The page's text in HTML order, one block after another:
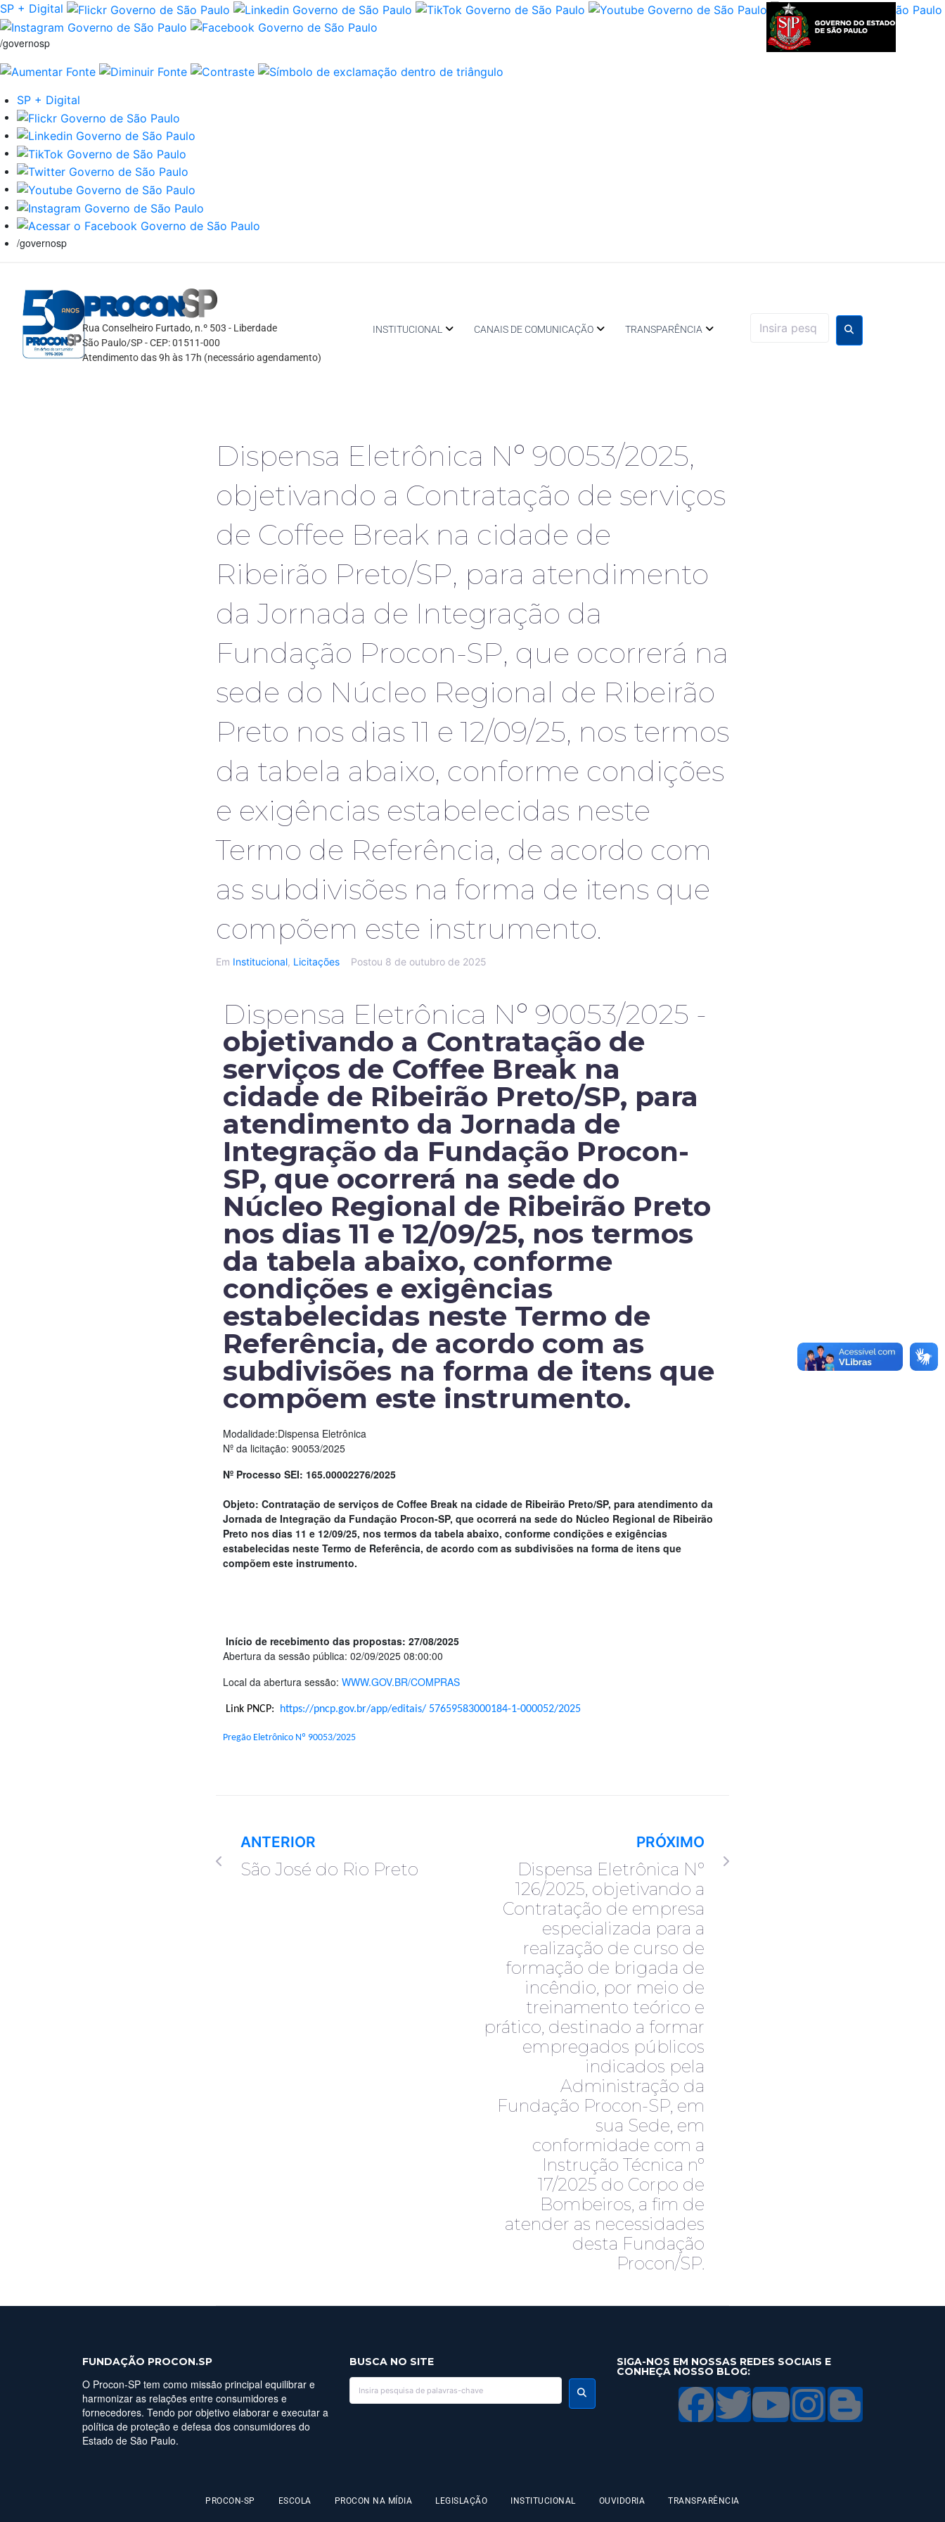
SP + Digital
/governosp
SP + Digital
/governosp
Rua Conselheiro Furtado, n.º 503 - Liberdade
São Paulo/SP - CEP: 01511-000
Atendimento das 9h às 17h (necessário agendamento)
INSTITUCIONAL CANAIS DE COMUNICAÇÃO TRANSPARÊNCIA
Dispensa Eletrônica Nº 90053/2025,
objetivando a Contratação de serviços
de Coffee Break na cidade de
Ribeirão Preto/SP, para atendimento
da Jornada de Integração da
Fundação Procon-SP, que ocorrerá na
sede do Núcleo Regional de Ribeirão
Preto nos dias 11 e 12/09/25, nos termos
da tabela abaixo, conforme condições
e exigências estabelecidas neste
Termo de Referência, de acordo com
as subdivisões na forma de itens que
compõem este instrumento.
Em Institucional, Licitações Postou 8 de outubro de 2025
Dispensa Eletrônica Nº 90053/2025 -
objetivando a Contratação de
serviços de Coffee Break na
cidade de Ribeirão Preto/SP, para
atendimento da Jornada de
Integração da Fundação Procon-
SP, que ocorrerá na sede do
Núcleo Regional de Ribeirão Preto
nos dias 11 e 12/09/25, nos termos
da tabela abaixo, conforme
condições e exigências
estabelecidas neste Termo de
Referência, de acordo com as
subdivisões na forma de itens que
compõem este instrumento.
Modalidade:Dispensa Eletrônica
Nº da licitação: 90053/2025
Nº Processo SEI: 165.00002276/2025
Objeto: Contratação de serviços de Coffee Break na cidade de Ribeirão Preto/SP, para atendimento da
Jornada de Integração da Fundação Procon-SP, que ocorrerá na sede do Núcleo Regional de Ribeirão
Preto nos dias 11 e 12/09/25, nos termos da tabela abaixo, conforme condições e exigências
estabelecidas neste Termo de Referência, de acordo com as subdivisões na forma de itens que
compõem este instrumento.
Início de recebimento das propostas: 27/08/2025
Abertura da sessão pública: 02/09/2025 08:00:00
Local da abertura sessão: WWW.GOV.BR/COMPRAS
Link PNCP: https://pncp.gov.br/app/editais/ 57659583000184-1-000052/2025
Pregão Eletrônico Nº 90053/2025
ANTERIOR
São José do Rio Preto
PRÓXIMO
Dispensa Eletrônica Nº
126/2025, objetivando a
Contratação de empresa
especializada para a
realização de curso de
formação de brigada de
incêndio, por meio de
treinamento teórico e
prático, destinado a formar
empregados públicos
indicados pela
Administração da
Fundação Procon-SP, em
sua Sede, em
conformidade com a
Instrução Técnica nº
17/2025 do Corpo de
Bombeiros, a fim de
atender as necessidades
desta Fundação
Procon/SP.
FUNDAÇÃO PROCON.SP
O Procon-SP tem como missão principal equilibrar e
harmonizar as relações entre consumidores e
fornecedores. Tendo por objetivo elaborar e executar a
política de proteção e defesa dos consumidores do
Estado de São Paulo.
BUSCA NO SITE SIGA-NOS EM NOSSAS REDES SOCIAIS E
CONHEÇA NOSSO BLOG:
PROCON-SP ESCOLA PROCON NA MÍDIA LEGISLAÇÃO INSTITUCIONAL OUVIDORIA TRANSPARÊNCIA